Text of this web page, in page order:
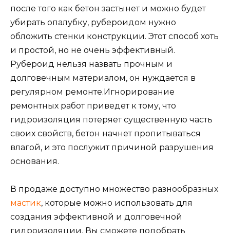
после того как бетон застынет и можно будет
убирать опалубку, рубероидом нужно
обложить стенки конструкции. Этот способ хоть
и простой, но не очень эффективный.
Рубероид нельзя назвать прочным и
долговечным материалом, он нуждается в
регулярном ремонте.Игнорирование
ремонтных работ приведет к тому, что
гидроизоляция потеряет существенную часть
своих свойств, бетон начнет пропитываться
влагой, и это послужит причиной разрушения
основания.
В продаже доступно множество разнообразных
мастик, которые можно использовать для
создания эффективной и долговечной
гидроизоляции. Вы сможете подобрать